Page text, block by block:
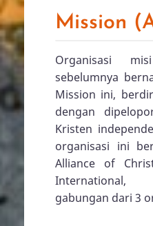
Mission
Organisasi
sebelumnya
Mission ini,
dengan
Kristen
organisasi ini
Alliance of
International,
gabungan dari 3